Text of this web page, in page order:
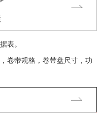
表。
卷带规格，卷带盘尺寸，功